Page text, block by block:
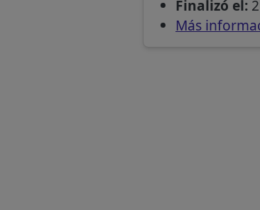
Finalizó el:
Más